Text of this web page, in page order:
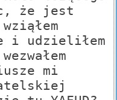
że jest
i udzieliłem
mi